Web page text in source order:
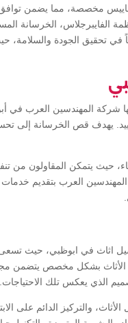
مخصصة، مما يضمن توافق
الفايبرجلاس، الخرسانة
في تحقيق الجودة
شركة المهندسين العرب
يهدف قص الخرسانة إلى
حيث يتمكن المقاولون من
العرب بتقديم
في ابوظبي، حيث تسعى
بشكل مخصص يتضمن
الذي يعكس تلك الاحتياجات.
والتركيز الدائم على